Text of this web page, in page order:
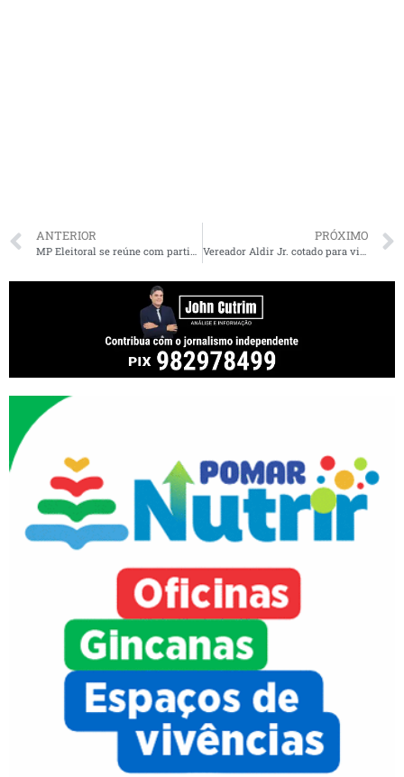
ANTERIOR
MP Eleitoral se reúne com partidos para discutir medidas sanitárias nas Eleições 2020 no Maranhão
PRÓXIMO
Vereador Aldir Jr. cotado para vice de Duarte Jr.